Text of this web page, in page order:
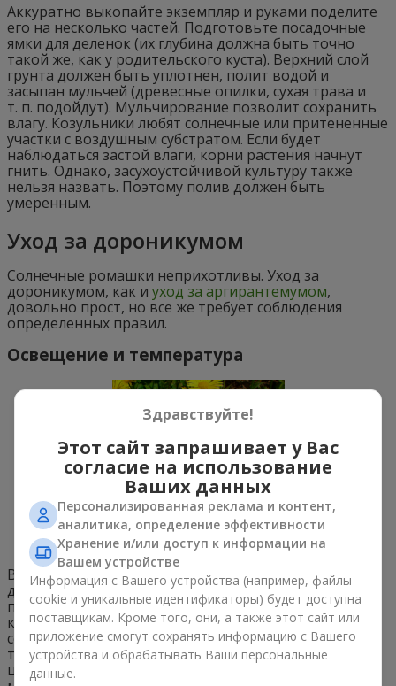
Аккуратно выкопайте экземпляр и руками поделите
его на несколько частей. Подготовьте посадочные
ямки для деленок (их глубина должна быть точно
такой же, как у родительского куста). Верхний слой
грунта должен быть уплотнен, полит водой и
засыпан мульчей (древесные опилки, сухая трава и
т. п. подойдут). Мульчирование позволит сохранить
влагу. Козульники любят солнечные или притененные
участки с воздушным субстратом. Если будет
наблюдаться застой влаги, корни растения начнут
гнить. Однако, засухоустойчивой культуру также
нельзя назвать. Поэтому полив должен быть
умеренным.
Уход за дороникумом
Солнечные ромашки неприхотливы. Уход за
дороникумом, как и уход за аргирантемумом,
довольно прост, но все же требует соблюдения
определенных правил.
Освещение и температура
Выбирайте для дороникумов участки с хорошим
доступом света, впрочем, грядки с полутенью также
подойдут. Но ни в коем случае не сажайте цветы под
кронами деревьев, или они завянут от нехватки
солнца. Козульник спокойно переносит как морозы,
так и летнюю жару. Даже если растение уже вовсю в
цвету, оно сможет выжить при непродолжительных
Здравствуйте!
Этот сайт запрашивает у Вас
согласие на использование
Ваших данных
Персонализированная реклама и контент,
аналитика, определение эффективности
Хранение и/или доступ к информации на
Вашем устройстве
Информация с Вашего устройства (например, файлы
cookie и уникальные идентификаторы) будет доступна
поставщикам. Кроме того, они, а также этот сайт или
приложение смогут сохранять информацию с Вашего
устройства и обрабатывать Ваши персональные
данные.